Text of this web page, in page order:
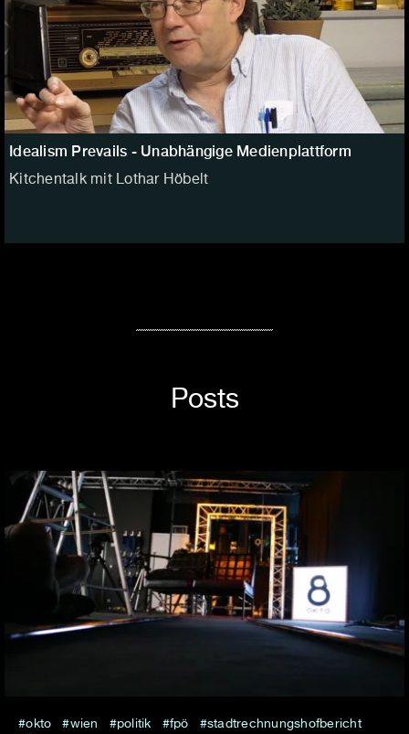
Idealism Prevails - Unabhängige Medienplattform
Kitchentalk mit Lothar Höbelt
Posts
okto wien politik fpö
stadtrechnungshofbericht